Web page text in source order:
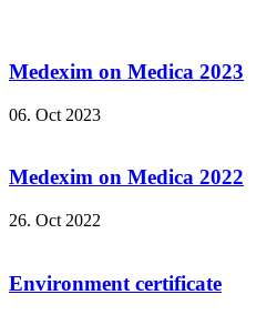
Medexim on Medica 2023
06. Oct 2023
Medexim on Medica 2022
26. Oct 2022
Environment certificate